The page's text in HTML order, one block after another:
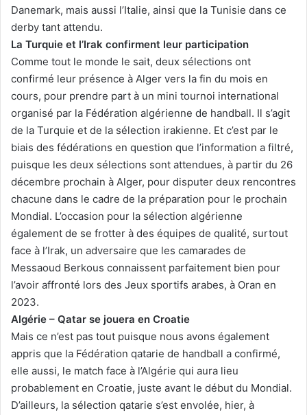
Danemark, mais aussi l’Italie, ainsi que la Tunisie dans ce
derby tant attendu.
La Turquie et l’Irak confirment leur participation
Comme tout le monde le sait, deux sélections ont
confirmé leur présence à Alger vers la fin du mois en
cours, pour prendre part à un mini tournoi international
organisé par la Fédération algérienne de handball. Il s’agit
de la Turquie et de la sélection irakienne. Et c’est par le
biais des fédérations en question que l’information a filtré,
puisque les deux sélections sont attendues, à partir du 26
décembre prochain à Alger, pour disputer deux rencontres
chacune dans le cadre de la préparation pour le prochain
Mondial. L’occasion pour la sélection algérienne
également de se frotter à des équipes de qualité, surtout
face à l’Irak, un adversaire que les camarades de
Messaoud Berkous connaissent parfaitement bien pour
l’avoir affronté lors des Jeux sportifs arabes, à Oran en
2023.
Algérie – Qatar se jouera en Croatie
Mais ce n’est pas tout puisque nous avons également
appris que la Fédération qatarie de handball a confirmé,
elle aussi, le match face à l’Algérie qui aura lieu
probablement en Croatie, juste avant le début du Mondial.
D’ailleurs, la sélection qatarie s’est envolée, hier, à